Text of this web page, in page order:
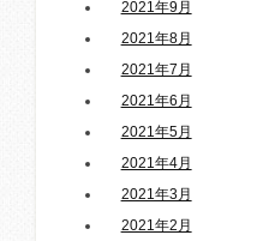
2021年9月
2021年8月
2021年7月
2021年6月
2021年5月
2021年4月
2021年3月
2021年2月